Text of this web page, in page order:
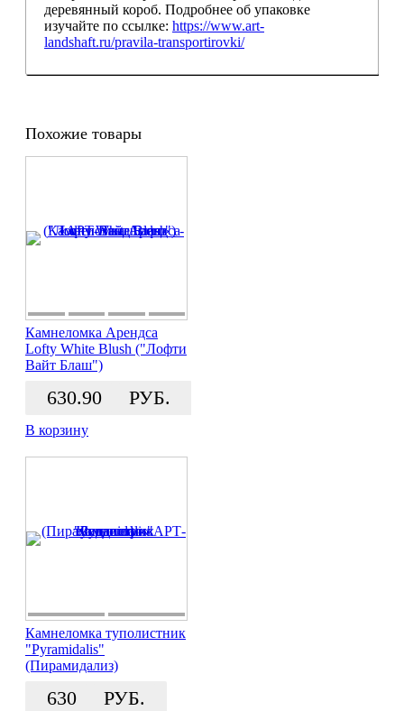
деревянный короб. Подробнее об упаковке
изучайте по ссылке: https://www.art-
landshaft.ru/pravila-transportirovki/
Похожие товары
Камнеломка Арендса
Lofty White Blush ("Лофти
Вайт Блаш")
630.90 РУБ.
В корзину
Камнеломка туполистник
"Pyramidalis"
(Пирамидализ)
630 РУБ.